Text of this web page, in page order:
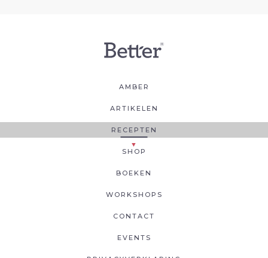
AMBER
ARTIKELEN
RECEPTEN
SHOP
BOEKEN
WORKSHOPS
CONTACT
EVENTS